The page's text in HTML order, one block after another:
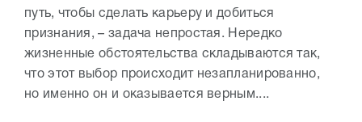
путь, чтобы сделать карьеру и добиться
признания, – задача непростая. Нередко
жизненные обстоятельства складываются так,
что этот выбор происходит незапланированно,
но именно он и оказывается верным....